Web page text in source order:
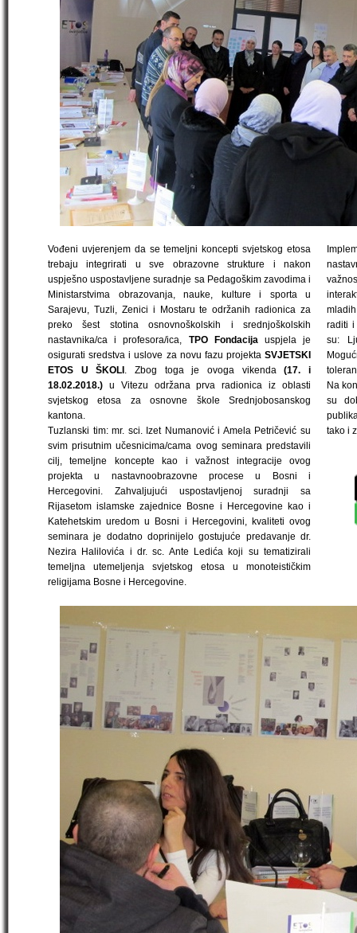
Vođeni uvjerenjem da se temeljni koncepti svjetskog etosa
trebaju integrirati u sve obrazovne strukture i nakon
uspješno uspostavljene suradnje sa Pedagoškim zavodima i
Ministarstvima obrazovanja, nauke, kulture i sporta u
Sarajevu, Tuzli, Zenici i Mostaru te održanih radionica za
preko šest stotina osnovnoškolskih i srednjoškolskih
nastavnika/ca i profesora/ica, TPO Fondacijauspjela je
osigurati sredstva i uslove za novu fazu projekta SVJETSKI
ETOS U ŠKOLI . Zbog toga je ovoga vikenda(17. i
18.02.2018.) u Vitezu održana prva radionica iz oblasti
svjetskog etosa za osnovne škole Srednjobosanskog
kantona.
Tuzlanski tim: mr. sci. Izet Numanović i Amela Petričević su
svim prisutnim učesnicima/cama ovog seminara predstavili
cilj, temeljne koncepte kao i važnost integracije ovog
projekta u nastavnoobrazovne procese u Bosni i
Hercegovini. Zahvaljujući uspostavljenoj suradnji sa
Rijasetom islamske zajednice Bosne i Hercegovine kao i
Katehetskim uredom u Bosni i Hercegovini, kvaliteti ovog
seminara je dodatno doprinijelo gostujuće predavanje dr.
Nezira Halilovića i dr. sc. Ante Ledića koji su tematizirali
temeljna utemeljenja svjetskog etosa u monoteističkim
religijama Bosne i Hercegovine.
raditi i
su:
Na
su
tako i